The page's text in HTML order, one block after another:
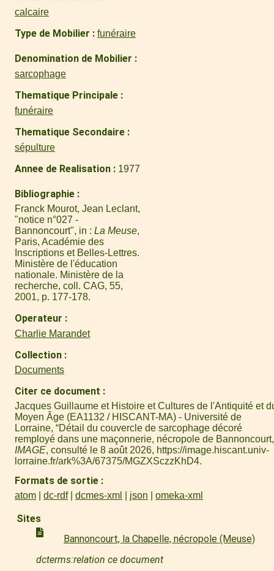
calcaire
Type de Mobilier funéraire
Denomination de Mobilier
sarcophage
Thematique Principale
funéraire
Thematique Secondaire
sépulture
Annee de Realisation 1977
Bibliographie
Franck Mourot, Jean Leclant,
"notice n°027 -
Bannoncourt", in : La Meuse,
Paris, Académie des
Inscriptions et Belles-Lettres.
Ministère de l'éducation
nationale. Ministère de la
recherche, coll. CAG, 55,
2001, p. 177-178.
Operateur
Charlie Marandet
Collection
Documents
Citer ce document
Jacques Guillaume et Histoire et Cultures de l'Antiquité et
Moyen Âge (EA1132 / HISCANT-MA) - Université de
Lorraine, “Détail du couvercle de sarcophage décoré
remployé dans une maçonnerie, nécropole de
IMAGE, consulté le 8 août 2026, https://image.hiscant.univ-
lorraine.fr/ark%3A/67375/MGZXSczzKhD4.
Formats de sortie
atom dc-rdf dcmes-xml json omeka-xml
Sites
Bannoncourt, la Chapelle, nécropole (Meuse)
dcterms:relation ce document